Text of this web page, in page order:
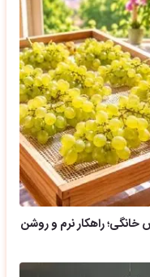
راهکار نرم و روشن